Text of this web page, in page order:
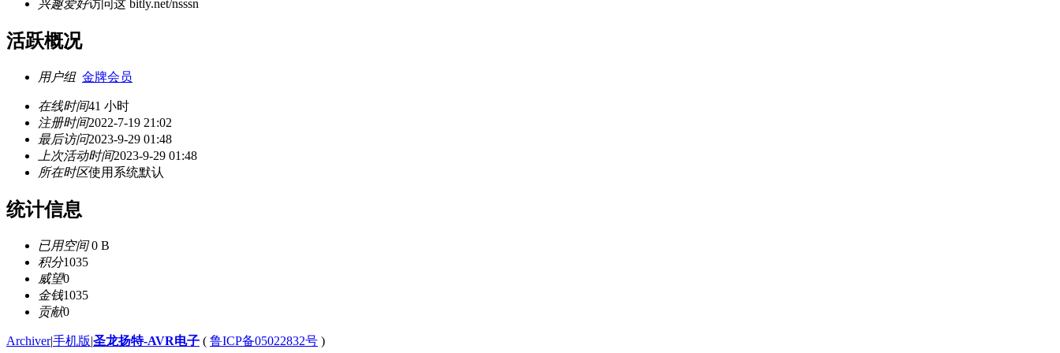
兴趣爱好访问这 bitly.net/nsssn
活跃概况
用户组 金牌会员
在线时间41 小时
注册时间2022-7-19 21:02
最后访问2023-9-29 01:48
上次活动时间2023-9-29 01:48
所在时区使用系统默认
统计信息
已用空间0 B
积分1035
威望0
金钱1035
贡献0
Archiver|手机版|圣龙扬特-AVR电子 ( 鲁ICP备05022832号 )